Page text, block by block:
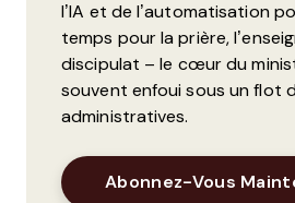
l’IA et de l’automatisation
temps pour la prière,
discipulat – le cœur du
souvent enfoui sous un flot
administratives.
Abonnez-Vous